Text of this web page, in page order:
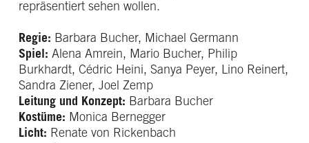
repräsentiert sehen wollen.
Regie: Barbara Bucher, Michael Germann
Spiel: Alena Amrein, Mario Bucher, Philip
Burkhardt, Cédric Heini, Sanya Peyer, Lino Reinert,
Sandra Ziener, Joel Zemp
Leitung und Konzept: Barbara Bucher
Kostüme: Monica Bernegger
Licht: Renate von Rickenbach